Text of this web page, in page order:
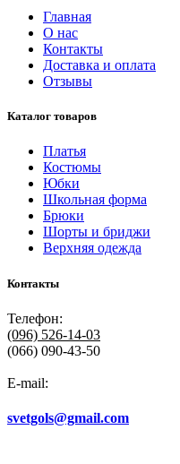
Главная
О нас
Контакты
Доставка и оплата
Отзывы
Каталог товаров
Платья
Костюмы
Юбки
Школьная форма
Брюки
Шорты и бриджи
Верхняя одежда
Контакты
Телефон:
(096) 526-14-03
(066) 090-43-50
E-mail:
svetgols@gmail.com